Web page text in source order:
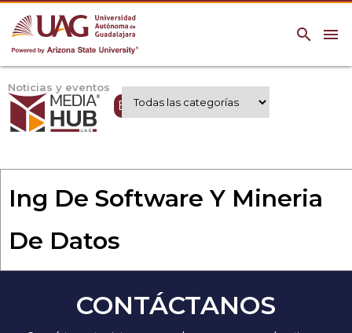
menu
search
Noticias y eventos
Expertos UAG
Ing De Software Y Mineria
De Datos
CONTÁCTANOS